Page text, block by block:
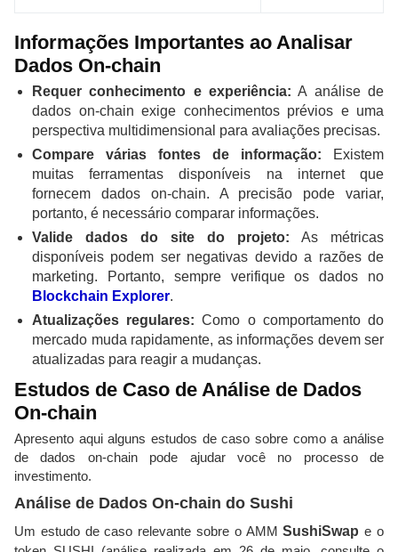
Informações Importantes ao Analisar
Dados On-chain
Requer conhecimento e experiência: A análise de
dados on-chain exige conhecimentos prévios e uma
perspectiva multidimensional para avaliações precisas.
Compare várias fontes de informação: Existem
muitas ferramentas disponíveis na internet que
fornecem dados on-chain. A precisão pode variar,
portanto, é necessário comparar informações.
Valide dados do site do projeto: As métricas
disponíveis podem ser negativas devido a razões de
marketing. Portanto, sempre verifique os dados no
Blockchain Explorer.
Atualizações regulares: Como o comportamento do
mercado muda rapidamente, as informações devem ser
atualizadas para reagir a mudanças.
Estudos de Caso de Análise de Dados
On-chain
Apresento aqui alguns estudos de caso sobre como a análise
de dados on-chain pode ajudar você no processo de
investimento.
Análise de Dados On-chain do Sushi
Um estudo de caso relevante sobre o AMMSushiSwap e o